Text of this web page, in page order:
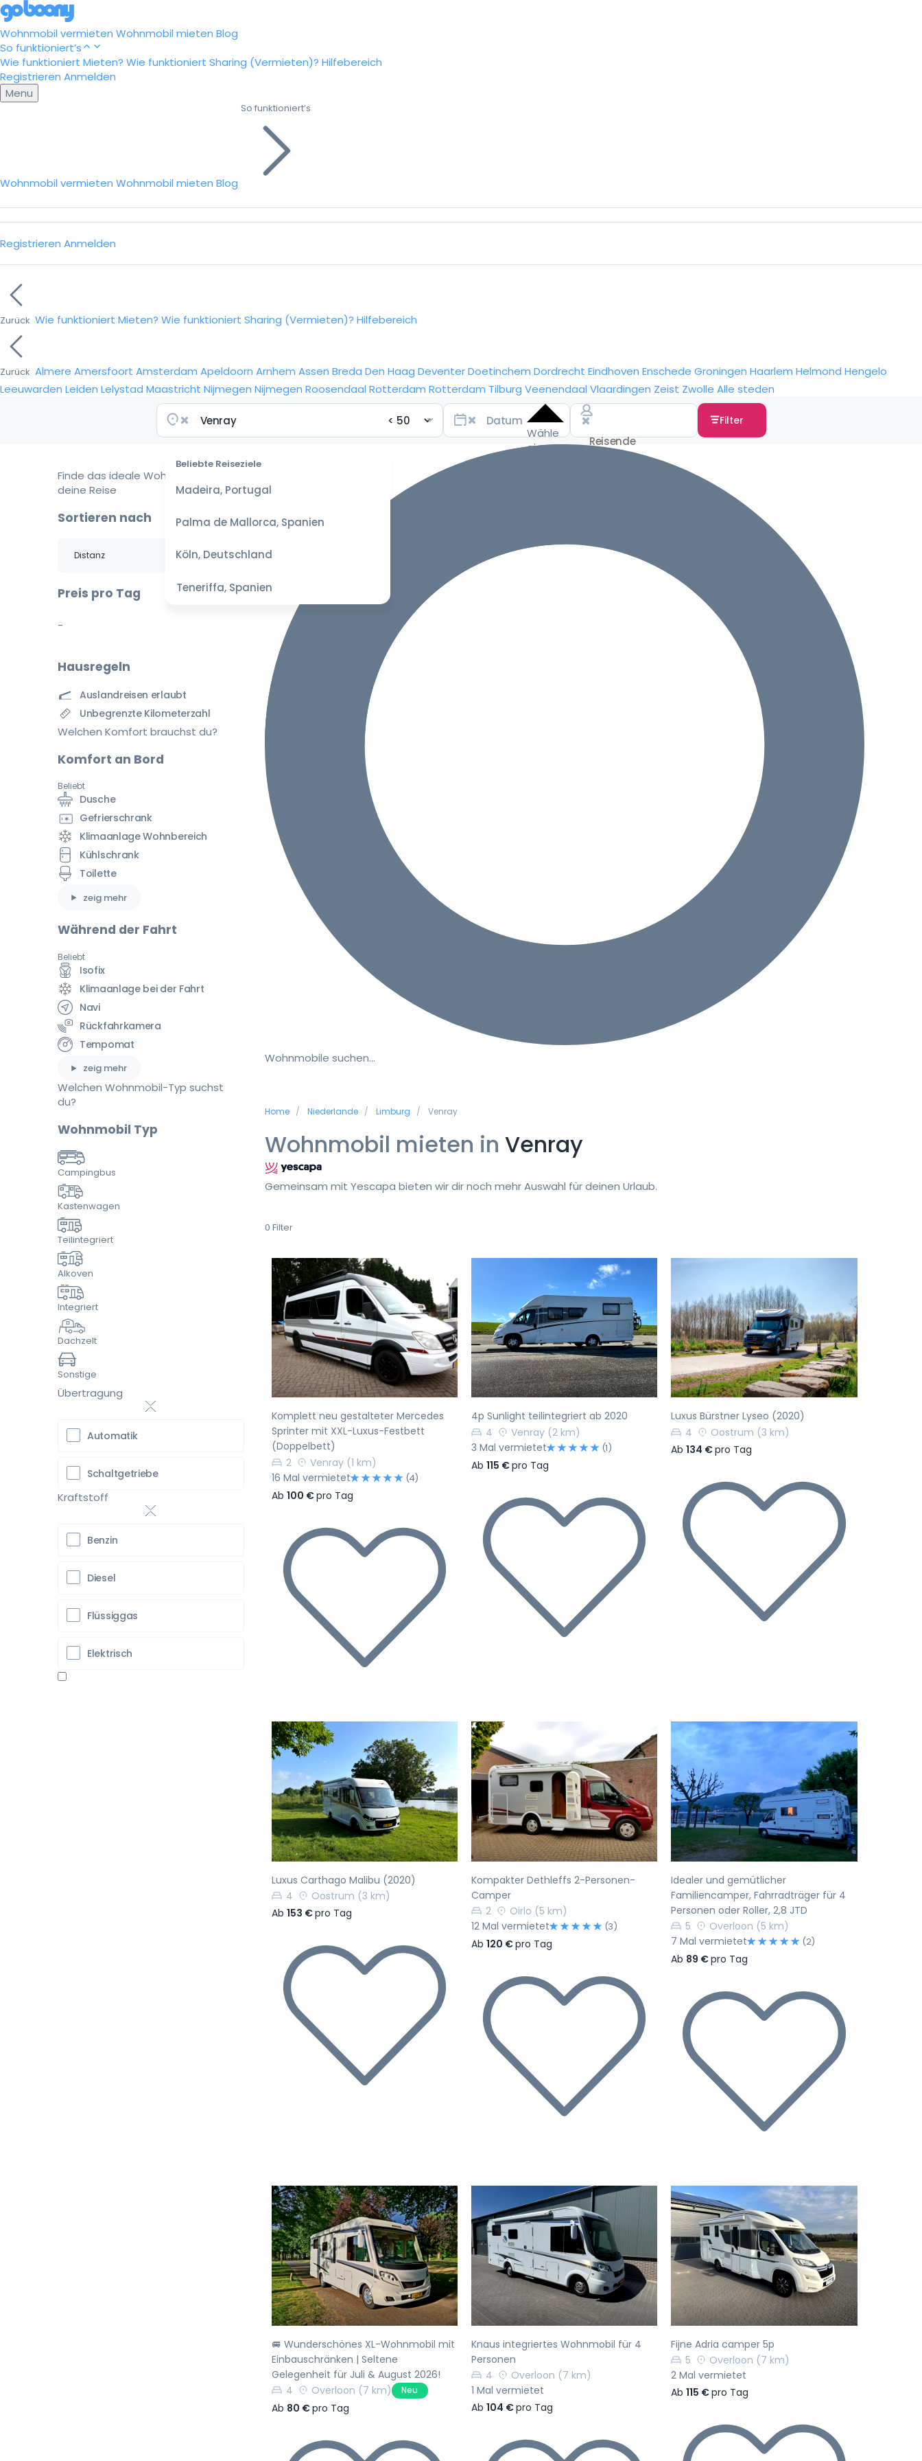
Wohnmobil vermieten Wohnmobil mieten Blog
So funktioniert’s
Wie funktioniert Mieten? Wie funktioniert Sharing (Vermieten)? Hilfebereich
Registrieren Anmelden
Menu
Wohnmobil vermieten Wohnmobil mieten Blog
So funktioniert’s
Registrieren Anmelden
Zurück Wie funktioniert Mieten? Wie funktioniert Sharing (Vermieten)? Hilfebereich
Zurück Almere Amersfoort Amsterdam Apeldoorn Arnhem Assen Breda Den Haag DeventerDoetinchem Dordrecht Eindhoven Enschede Groningen Haarlem Helmond Hengelo
Leeuwarden Leiden Lelystad Maastricht Nijmegen Nijmegen Roosendaal Rotterdam Rotterdam Tilburg Veenendaal Vlaardingen Zeist Zwolle Alle steden
Beliebte Reiseziele
Madeira, Portugal
Palma de Mallorca, Spanien
Köln, Deutschland
Teneriffa, Spanien
Wähle
ein
Filter
Wohnmobile suchen…
Home Niederlande Limburg Venray
Wohnmobil mieten in Venray
Gemeinsam mit Yescapa bieten wir dir noch mehr Auswahl für deinen Urlaub.
0 Filter
Vorherige Nächste
Komplett neu gestalteter Mercedes
Sprinter mit XXL-Luxus-Festbett
(Doppelbett)
2
Venray (1 km)
16 Mal vermietet
(4)
Ab 100 €pro Tag
Vorherige Nächste
4p Sunlight teilintegriert ab 2020
4
Venray (2 km)
3 Mal vermietet
(1)
Ab 115 €pro Tag
Vorherige Nächste
Luxus Bürstner Lyseo (2020)
4
Oostrum (3 km)
Ab134 €pro Tag
Vorherige Nächste
Luxus Carthago Malibu (2020)
4
Oostrum (3 km)
Ab 153 €pro Tag
Vorherige Nächste
Kompakter Dethleffs 2-Personen-
Camper
2
Oirlo (5 km)
12 Mal vermietet
(3)
Ab 120 €pro Tag
Vorherige Nächste
Idealer und gemütlicher
Familiencamper, Fahrradträger für 4
Personen oder Roller, 2,8 JTD
5
Overloon (5 km)
7 Mal vermietet
(2)
Ab 89 €pro Tag
Vorherige Nächste
🚐 Wunderschönes XL-Wohnmobil mit
Einbauschränken | Seltene
Gelegenheit für Juli & August 2026!
4
Overloon (7 km) Neu
Ab 80 €pro Tag
Vorherige Nächste
Knaus integriertes Wohnmobil für 4
Personen
4
Overloon (7 km)
1 Mal vermietet
Ab 104 €pro Tag
Vorherige Nächste
Fijne Adria camper 5p
5
Overloon (7 km)
2 Mal vermietet
Ab115 €pro Tag
Finde das ideale Wohnmobil für
deine Reise
Sortieren nach
Preis pro Tag
-
Hausregeln
Auslandreisen erlaubt
Unbegrenzte Kilometerzahl
Welchen Komfort brauchst du?
Komfort an Bord
Beliebt
Dusche
Gefrierschrank
Klimaanlage Wohnbereich
Kühlschrank
Toilette
zeig mehr
Während der Fahrt
Beliebt
Isofix
Klimaanlage bei der Fahrt
Navi
Rückfahrkamera
Tempomat
zeig mehr
Welchen Wohnmobil-Typ suchst
du?
Wohnmobil Typ
Campingbus
Kastenwagen
Teilintegriert
Alkoven
Integriert
Dachzelt
Sonstige
Übertragung
Automatik
Schaltgetriebe
Kraftstoff
Benzin
Diesel
Flüssiggas
Elektrisch